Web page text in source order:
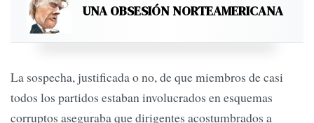
UNA OBSESIÓN NORTEAMERICANA
La sospecha, justificada o no, de que miembros de casi
todos los partidos estaban involucrados en esquemas
corruptos aseguraba que dirigentes acostumbrados a